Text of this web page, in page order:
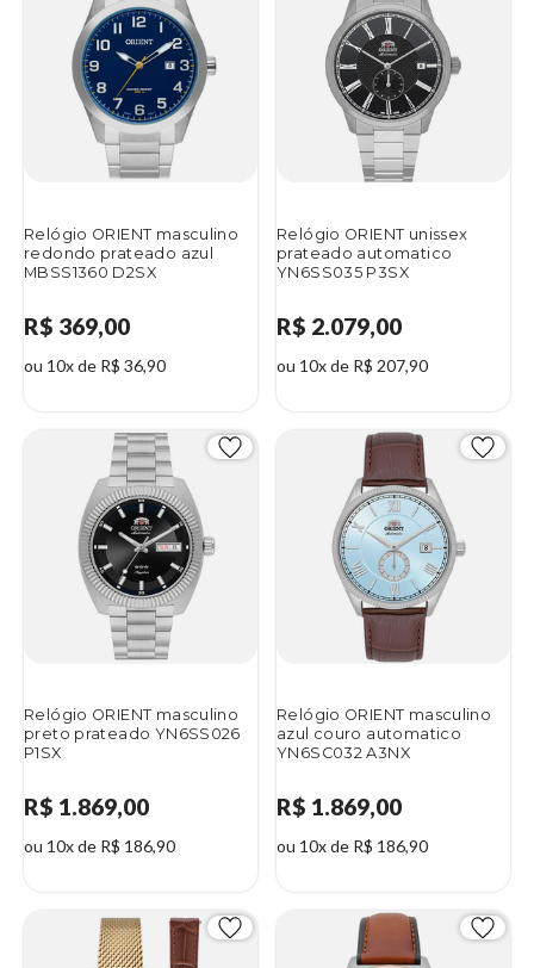
Relógio ORIENT masculino
redondo prateado azul
MBSS1360 D2SX
R$ 369,00
ou 10x de R$ 36,90
Relógio ORIENT unissex
prateado automatico
YN6SS035 P3SX
R$ 2.079,00
ou 10x de R$ 207,90
Relógio ORIENT masculino
preto prateado YN6SS026
P1SX
R$ 1.869,00
ou 10x de R$ 186,90
Relógio ORIENT masculino
azul couro automatico
YN6SC032 A3NX
R$ 1.869,00
ou 10x de R$ 186,90